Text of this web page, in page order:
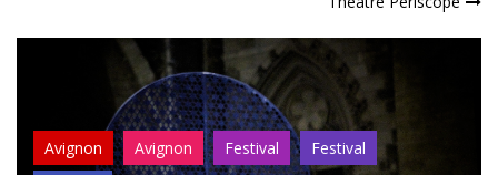
l’article
Avignon Avignon Festival
Festival